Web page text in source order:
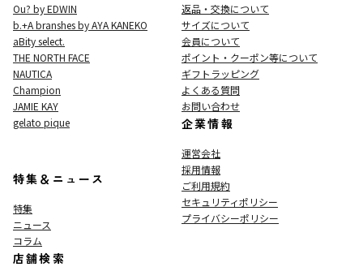
Ou? by EDWIN
b.+A branshes by AYA KANEKO
aBity select.
THE NORTH FACE
NAUTICA
Champion
JAMIE KAY
gelato pique
特集＆ニュース
特集
ニュース
コラム
店舗検索
返品・交換について
サイズについて
会員について
ポイント・クーポン等について
ギフトラッピング
よくある質問
お問い合わせ
企業情報
運営会社
採用情報
ご利用規約
セキュリティポリシー
プライバシーポリシー